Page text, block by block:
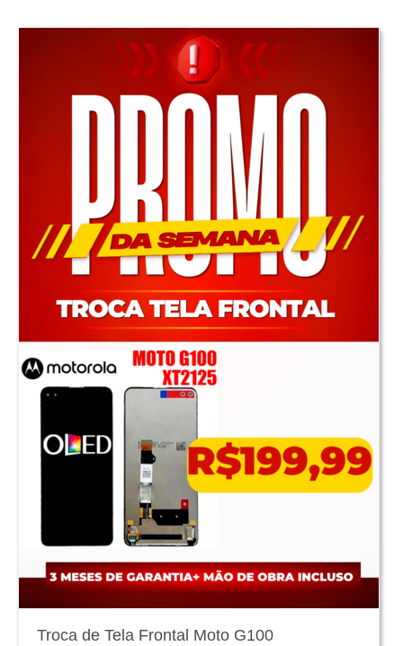
Troca de Tela Frontal Moto G100